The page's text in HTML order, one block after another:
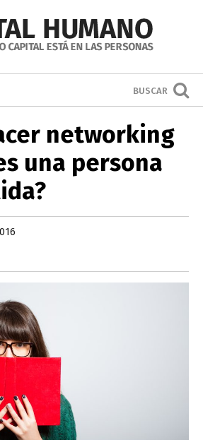
BUSCAR
networking
una persona